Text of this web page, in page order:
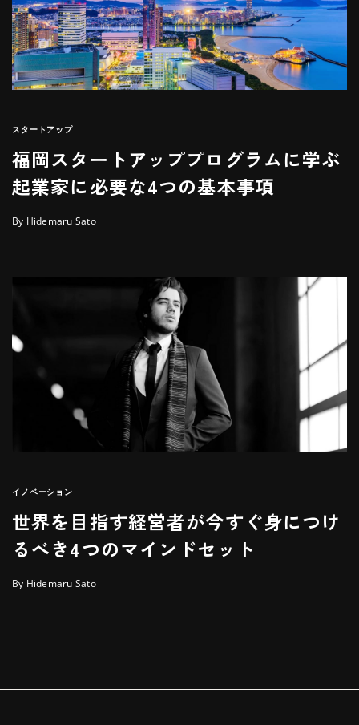
スタートアップ
福岡スタートアッププログラムに学ぶ
起業家に必要な4つの基本事項
By Hidemaru Sato
イノベーション
世界を目指す経営者が今すぐ身につけ
るべき4つのマインドセット
By Hidemaru Sato